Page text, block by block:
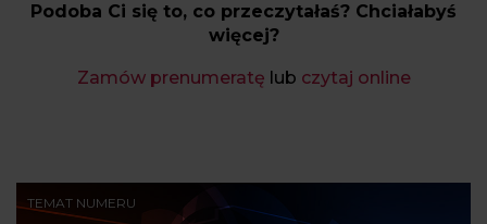
Podoba Ci się to, co przeczytałaś? Chciałabyś
więcej?
Zamów prenumeratę lub czytaj online
TEMAT NUMERU